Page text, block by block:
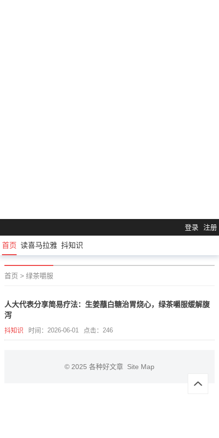
登录 注册
首页 读喜马拉雅 抖知识
首页 > 绿茶嚼服
人大代表分享简易疗法：生姜蘸白糖治胃烧心，绿茶嚼服缓解腹
泻
抖知识 时间：2026-06-01 点击：246
© 2025 各种好文章 Site Map